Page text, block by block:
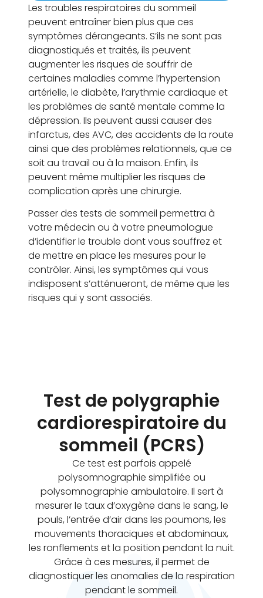
Les troubles respiratoires du sommeil
peuvent entraîner bien plus que ces
symptômes dérangeants. S’ils ne sont pas
diagnostiqués et traités, ils peuvent
augmenter les risques de souffrir de
certaines maladies comme l’hypertension
artérielle, le diabète, l’arythmie cardiaque et
les problèmes de santé mentale comme la
dépression. Ils peuvent aussi causer des
infarctus, des AVC, des accidents de la route
ainsi que des problèmes relationnels, que ce
soit au travail ou à la maison. Enfin, ils
peuvent même multiplier les risques de
complication après une chirurgie.
Passer des tests de sommeil permettra à
votre médecin ou à votre pneumologue
d’identifier le trouble dont vous souffrez et
de mettre en place les mesures pour le
contrôler. Ainsi, les symptômes qui vous
indisposent s’atténueront, de même que les
risques qui y sont associés.
Test de polygraphie
cardiorespiratoire du
sommeil (PCRS)
Ce test est parfois appelé
polysomnographie simplifiée ou
polysomnographie ambulatoire. Il sert à
mesurer le taux d’oxygène dans le sang, le
pouls, l’entrée d’air dans les poumons, les
mouvements thoraciques et abdominaux,
les ronflements et la position pendant la nuit.
Grâce à ces mesures, il permet de
diagnostiquer les anomalies de la respiration
pendant le sommeil.